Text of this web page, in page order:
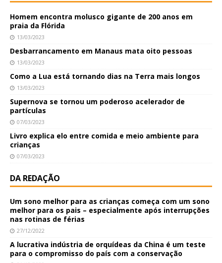
Homem encontra molusco gigante de 200 anos em
praia da Flórida
13/03/2023
Desbarrancamento em Manaus mata oito pessoas
13/03/2023
Como a Lua está tornando dias na Terra mais longos
13/03/2023
Supernova se tornou um poderoso acelerador de
partículas
07/03/2023
Livro explica elo entre comida e meio ambiente para
crianças
07/03/2023
DA REDAÇÃO
Um sono melhor para as crianças começa com um sono
melhor para os pais – especialmente após interrupções
nas rotinas de férias
27/12/2022
A lucrativa indústria de orquídeas da China é um teste
para o compromisso do país com a conservação